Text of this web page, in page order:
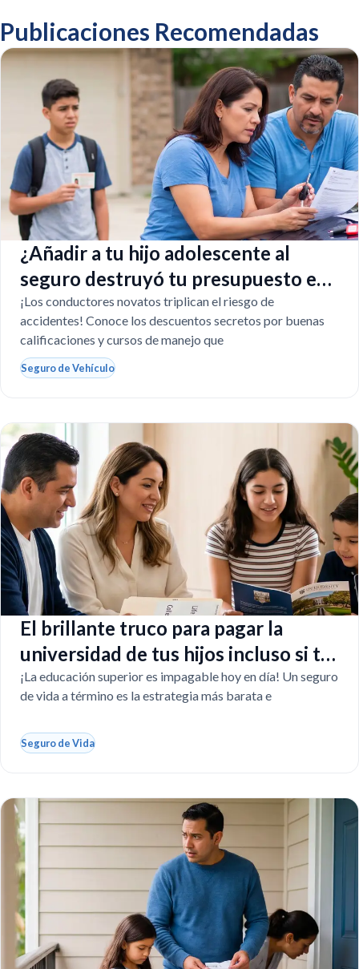
Publicaciones Recomendadas
¿Añadir a tu hijo adolescente al
seguro destruyó tu presupuesto en
Texas?
¡Los conductores novatos triplican el riesgo de
accidentes! Conoce los descuentos secretos por buenas
calificaciones y cursos de manejo que
Seguro de Vehículo
El brillante truco para pagar la
universidad de tus hijos incluso si tú
faltas
¡La educación superior es impagable hoy en día! Un seguro
de vida a término es la estrategia más barata e
Seguro de Vida